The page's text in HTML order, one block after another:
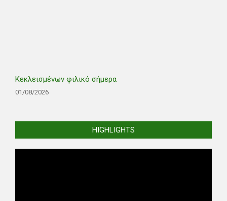
Κεκλεισμένων φιλικό σήμερα
01/08/2026
HIGHLIGHTS